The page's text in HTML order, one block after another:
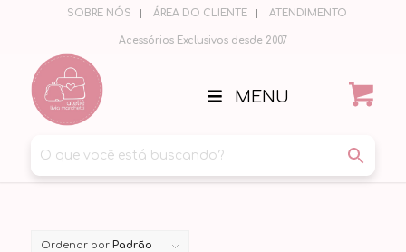
SOBRE NÓS ÁREA DO CLIENTE ATENDIMENTO
Acessórios Exclusivos desde 2007
MENU
Ordenar por Padrão